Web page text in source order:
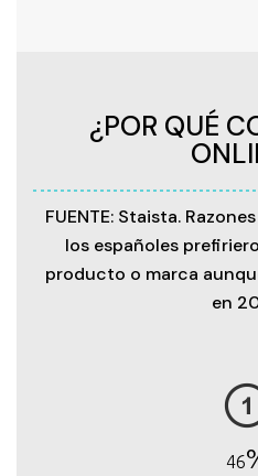
¿POR QUÉ
FUENTE: Staista.
los españoles
producto o marca
en
48